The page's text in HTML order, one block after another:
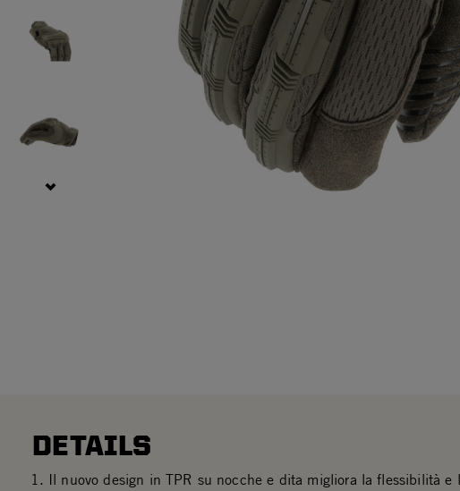
DETAILS
Il nuovo design in TPR su nocche e dita migliora la flessibilità e